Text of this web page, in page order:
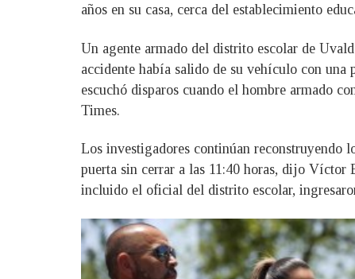
años en su casa, cerca del establecimiento
Un agente armado del distrito escolar de
accidente había salido de su vehículo con
escuchó disparos cuando el hombre armado
Times.
Los investigadores continúan reconstruyendo
puerta sin cerrar a las 11:40 horas, dijo Víctor
incluido el oficial del distrito escolar,